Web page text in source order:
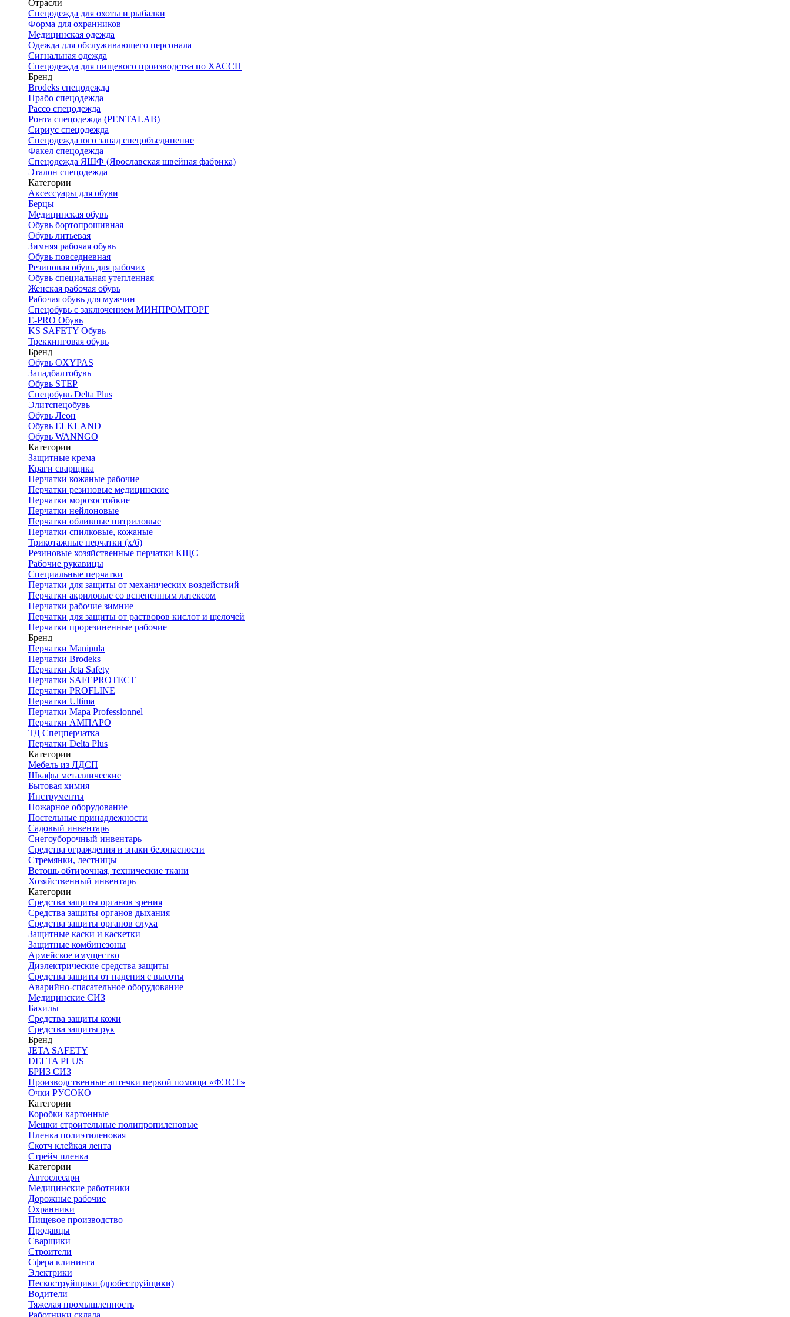
Отрасли
Спецодежда для охоты и рыбалки
Форма для охранников
Медицинская одежда
Одежда для обслуживающего персонала
Сигнальная одежда
Спецодежда для пищевого производства по ХАССП
Бренд
Brodeks спецодежда
Прабо спецодежда
Рассо спецодежда
Ронта спецодежда (PENTALAB)
Сириус спецодежда
Спецодежда юго запад спецобъединение
Факел спецодежда
Спецодежда ЯШФ (Ярославская швейная фабрика)
Эталон спецодежда
Категории
Аксессуары для обуви
Берцы
Медицинская обувь
Обувь бортопрошивная
Обувь литьевая
Зимняя рабочая обувь
Обувь повседневная
Резиновая обувь для рабочих
Обувь специальная утепленная
Женская рабочая обувь
Рабочая обувь для мужчин
Спецобувь с заключением МИНПРОМТОРГ
E-PRO Обувь
KS SAFETY Обувь
Треккинговая обувь
Бренд
Обувь OXYPAS
Западбалтобувь
Обувь STEP
Спецобувь Delta Plus
Элитспецобувь
Обувь Леон
Обувь ELKLAND
Обувь WANNGO
Категории
Защитные крема
Краги сварщика
Перчатки кожаные рабочие
Перчатки резиновые медицинские
Перчатки морозостойкие
Перчатки нейлоновые
Перчатки обливные нитриловые
Перчатки спилковые, кожаные
Трикотажные перчатки (х/б)
Резиновые хозяйственные перчатки КЩС
Рабочие рукавицы
Специальные перчатки
Перчатки для защиты от механических воздействий
Перчатки акриловые со вспененным латексом
Перчатки рабочие зимние
Перчатки для защиты от растворов кислот и щелочей
Перчатки прорезиненные рабочие
Бренд
Перчатки Manipula
Перчатки Brodeks
Перчатки Jeta Safety
Перчатки SAFEPROTECT
Перчатки PROFLINE
Перчатки Ultima
Перчатки Мара Professionnel
Перчатки АМПАРО
ТД Спецперчатка
Перчатки Delta Plus
Категории
Мебель из ЛДСП
Шкафы металлические
Бытовая химия
Инструменты
Пожарное оборудование
Постельные принадлежности
Садовый инвентарь
Снегоуборочный инвентарь
Средства ограждения и знаки безопасности
Стремянки, лестницы
Ветошь обтирочная, технические ткани
Хозяйственный инвентарь
Категории
Средства защиты органов зрения
Средства защиты органов дыхания
Средства защиты органов слуха
Защитные каски и каскетки
Защитные комбинезоны
Армейское имущество
Диэлектрические средства защиты
Средства защиты от падения с высоты
Аварийно-спасательное оборудование
Медицинские СИЗ
Бахилы
Средства защиты кожи
Средства защиты рук
Бренд
JETA SAFETY
DELTA PLUS
БРИЗ СИЗ
Производственные аптечки первой помощи «ФЭСТ»
Очки РУСОКО
Категории
Коробки картонные
Мешки строительные полипропиленовые
Пленка полиэтиленовая
Скотч клейкая лента
Стрейч пленка
Категории
Автослесари
Медицинские работники
Дорожные рабочие
Охранники
Пищевое производство
Продавцы
Сварщики
Строители
Сфера клининга
Электрики
Пескоструйщики (дробеструйщики)
Водители
Тяжелая промышленность
Работники склада